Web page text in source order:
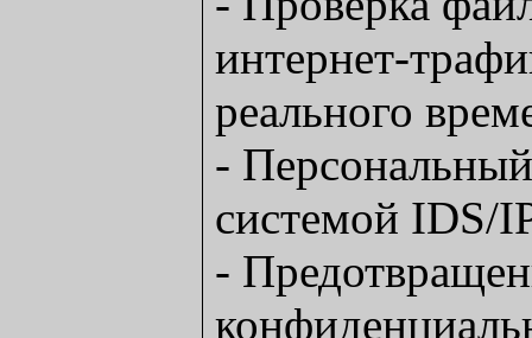
интернет-
реального
-
системой IDS/
-